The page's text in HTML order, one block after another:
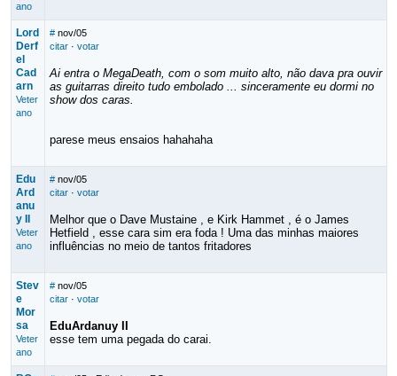
ano
Lord
Derf
el
Cad
arn
Veter
ano
# nov/05
citar· votar
Ai entra o MegaDeath, com o som muito alto, não dava pra ouvir
as guitarras direito tudo embolado ... sinceramente eu dormi no
show dos caras.
parese meus ensaios hahahaha
Edu
Ard
anu
y II
Veter
ano
# nov/05
citar· votar
Melhor que o Dave Mustaine , e Kirk Hammet , é o James
Hetfield , esse cara sim era foda ! Uma das minhas maiores
influências no meio de tantos fritadores
Stev
e
Mor
sa
Veter
ano
# nov/05
citar· votar
EduArdanuy II
esse tem uma pegada do carai.